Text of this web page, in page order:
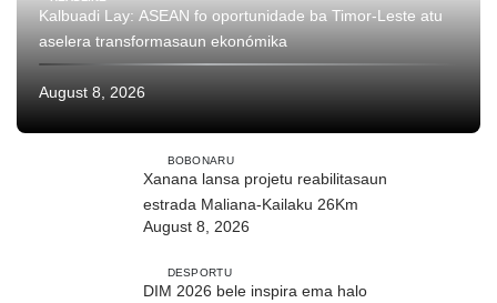
Kalbuadi Lay: ASEAN fo oportunidade ba Timor-Leste atu
aselera transformasaun ekonómika
August 8, 2026
BOBONARU
Xanana lansa projetu reabilitasaun
estrada Maliana-Kailaku 26Km
August 8, 2026
DESPORTU
DIM 2026 bele inspira ema halo